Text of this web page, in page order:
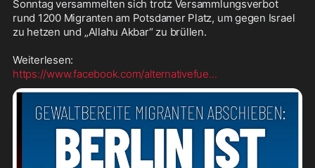
Sonntag versammelten sich trotz Versammlungsverbot
rund 1200 Migranten am Potsdamer Platz, um gegen Israel
zu hetzen und „Allahu Akbar“ zu brüllen.
https://www.facebook.com/alternativefue...